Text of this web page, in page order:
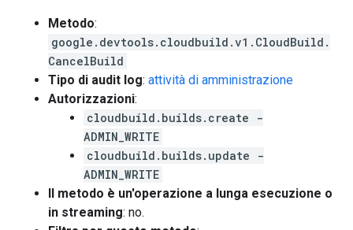
Metodo:
google.devtools.cloudbuild.v1.CloudBuild.
CancelBuild
Tipo di audit log: attività di amministrazione
Autorizzazioni:
cloudbuild.builds.create -
ADMIN_WRITE
cloudbuild.builds.update -
ADMIN_WRITE
Il metodo è un'operazione a lunga esecuzione o
in streaming: no.